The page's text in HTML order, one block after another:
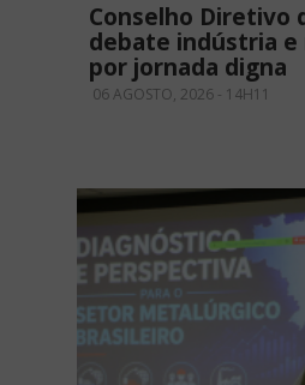
Conselho Diretivo
debate indústria
por jornada digna
06 AGOSTO, 2026 - 14H11